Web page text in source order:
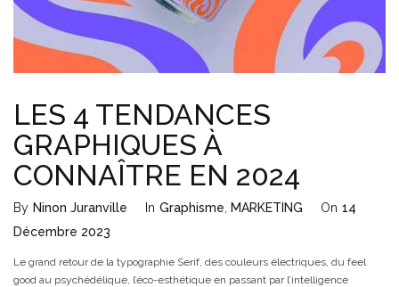
LES 4 TENDANCES
GRAPHIQUES À
CONNAÎTRE EN 2024
By Ninon Juranville In Graphisme MARKETING On 14
Décembre 2023
Le grand retour de la typographie Serif, des couleurs électriques, du feel
good au psychédélique, l’éco-esthétique en passant par l’intelligence